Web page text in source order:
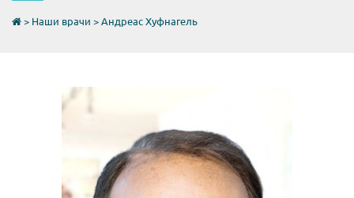
> Наши врачи > Андреас Хуфнагель